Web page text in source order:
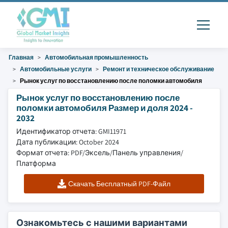
Главная
Автомобильная промышленность
Автомобильные услуги
Ремонт и техническое обслуживание
Рынок услуг по восстановлению после поломки автомобиля
Рынок услуг по восстановлению после
поломки автомобиля Размер и доля 2024 -
2032
Идентификатор отчета: GMI11971
Дата публикации: October 2024
Формат отчета: PDF/Эксель/Панель управления/
Платформа
Скачать Бесплатный PDF-Файл
Ознакомьтесь с нашими вариантами